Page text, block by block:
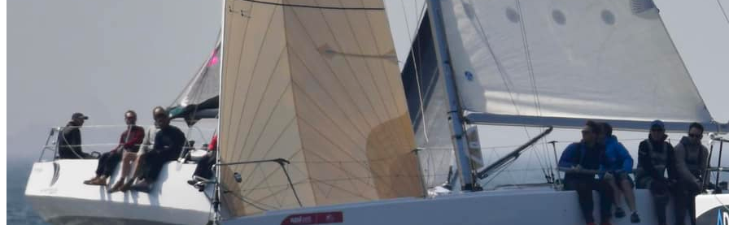
05
Classe Ultim 32/23
Records Trophée Jules Verne
Un nouveau Maxi Edmond de
Source
Gitana Team
8 mai 2025
0